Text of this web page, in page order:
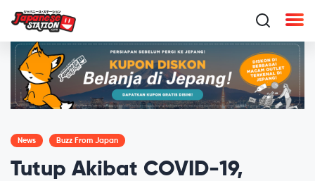
News Buzz From Japan
Tutup Akibat COVID-19,